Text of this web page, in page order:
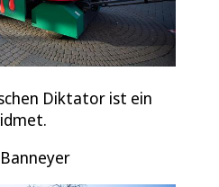
Diktator ist ein